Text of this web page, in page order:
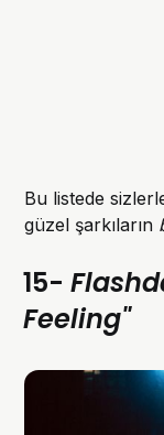
Bu listede
güzel şarkıların
15-
Feeling"